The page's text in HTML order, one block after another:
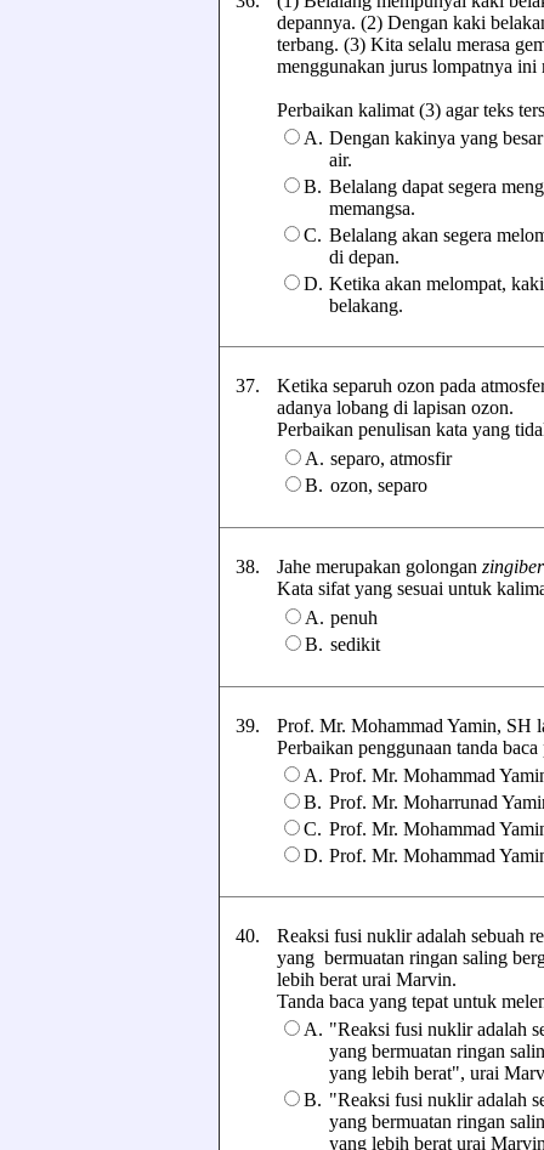
depannya. (2) Dengan kaki
terbang. (3) Kita selalu merasa
menggunakan jurus lompatnya ini
Perbaikan kalimat (3) agar teks
A. Dengan kakinya yang
air.
B. Belalang dapat segera
memangsa.
C. Belalang akan segera
di depan.
D. Ketika akan melompat,
belakang.
37.
Ketika separuh ozon pada
adanya lobang di lapisan ozon.
Perbaikan penulisan kata yang
A. separo, atmosfir
B. ozon, separo
38. Jahe merupakan golongan
Kata sifat yang sesuai untuk
A. penuh
B. sedikit
39.
Prof. Mr. Mohammad Yamin, SH
Perbaikan penggunaan tanda
A. Prof. Mr. Mohammad
B. Prof. Mr. Moharrunad
C. Prof. Mr. Mohammad
D. Prof. Mr. Mohammad
40.
Reaksi fusi nuklir adalah sebuah
yang bermuatan ringan saling
lebih berat urai Marvin.
Tanda baca yang tepat untuk
A. "Reaksi fusi nuklir adalah
yang bermuatan ringan
yang lebih berat", urai
B. "Reaksi fusi nuklir adalah
yang bermuatan ringan
yang lebih berat urai